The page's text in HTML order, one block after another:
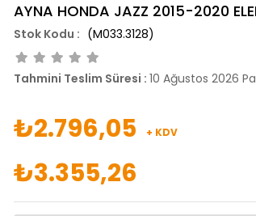
AYNA HONDA JAZZ 2015-2020
(M033.3128)
Tahmini Teslim Süresi : 10 Ağustos 2026
₺2.796,05 + KDV
₺3.355,26